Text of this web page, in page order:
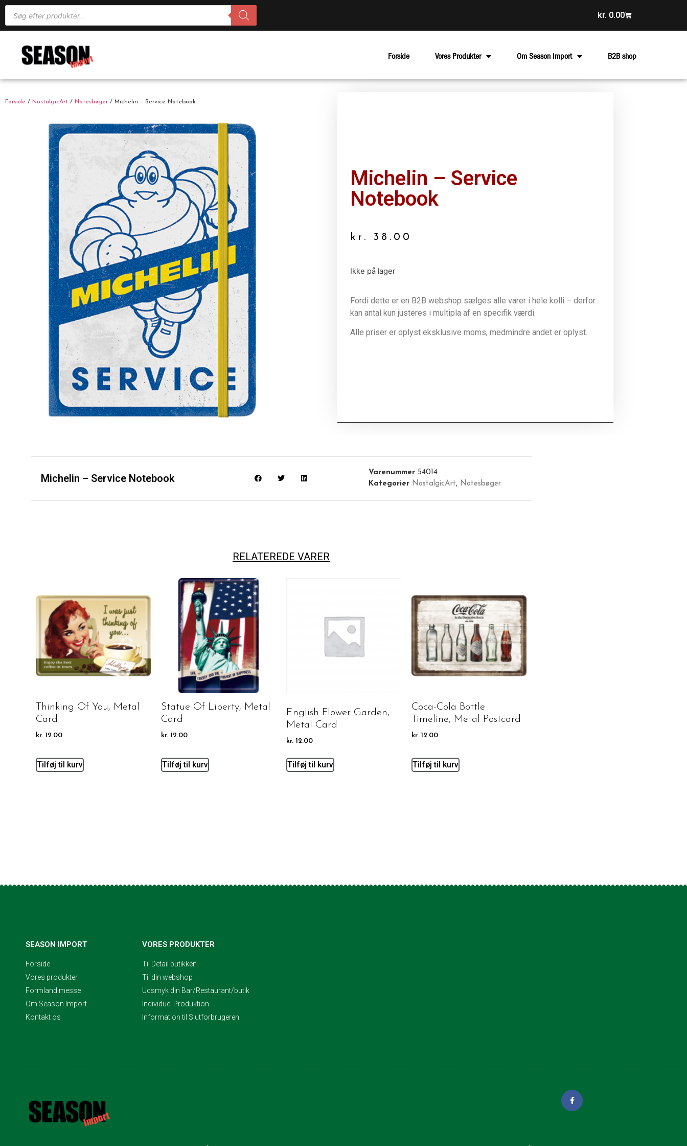
kr. 0.00
Forside Vores Produkter Om Season Import B2B shop
Forside / NostalgicArt / Notesbøger / Michelin – Service Notebook
Michelin – Service
Notebook
kr. 38.00
Ikke på lager
Fordi dette er en B2B webshop sælges alle varer i hele kolli – derfor
kan antal kun justeres i multipla af en specifik værdi.
Alle priser er oplyst eksklusive moms, medmindre andet er oplyst.
Michelin – Service Notebook Varenummer 54014
Kategorier NostalgicArt, Notesbøger
RELATEREDE VARER
Thinking Of You, Metal
Card
kr. 12.00
Tilføj til kurv
Statue Of Liberty, Metal
Card
kr. 12.00
Tilføj til kurv
English Flower Garden,
Metal Card
kr. 12.00
Tilføj til kurv
Coca-Cola Bottle
Timeline, Metal Postcard
kr. 12.00
Tilføj til kurv
SEASON IMPORT
Forside
Vores produkter
Formland messe
Om Season Import
Kontakt os
VORES PRODUKTER
Til Detail butikken
Til din webshop
Udsmyk din Bar/Restaurant/butik
Individuel Produktion
Information til Slutforbrugeren